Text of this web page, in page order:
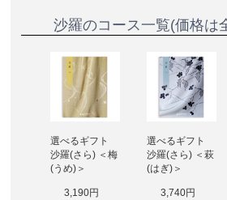
沙羅のコース一覧(価格は
選べるギフト
沙羅(さら) ＜梅
(うめ)＞
3,190円
選べるギフト
沙羅(さら) ＜萩
(はぎ)＞
3,740円